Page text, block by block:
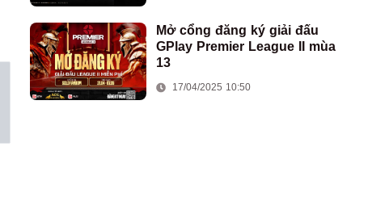
Mở cổng đăng ký giải đấu
GPlay Premier League II mùa
13
17/04/2025 10:50